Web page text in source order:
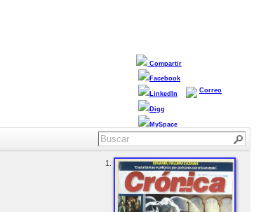
Compartir
Facebook
LinkedIn
Digg
MySpace
Correo
1.